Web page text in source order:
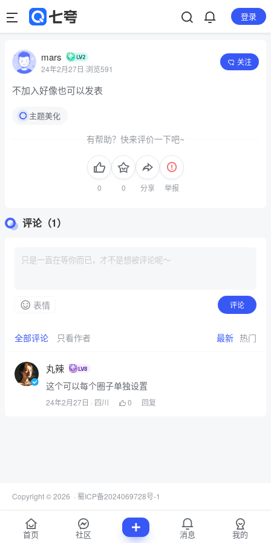
登录
mars
24年2月27日·浏览591
关注
不加入好像也可以发表
主题美化
有帮助？快来评价一下吧~
分享 举报
评论（1）
表情 评论
全部评论 只看作者 最新 热门
丸辣
这个可以每个圈子单独设置
24年2月27日 · 四川 0 回复
Copyright © 2026 · 蜀ICP备2024069728号-1
首页 社区 消息 我的